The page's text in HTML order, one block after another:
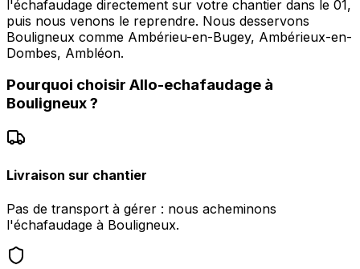
l'échafaudage directement sur votre chantier dans le 01,
puis nous venons le reprendre. Nous desservons
Bouligneux comme Ambérieu-en-Bugey, Ambérieux-en-
Dombes, Ambléon.
Pourquoi choisir Allo-echafaudage à
Bouligneux?
Livraison sur chantier
Pas de transport à gérer : nous acheminons
l'échafaudage à Bouligneux.